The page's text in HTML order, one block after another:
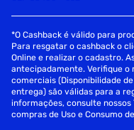
*O Cashback é válido para
Para resgatar o cashback o
Online e realizar o cadastro.
antecipadamente. Verifique o
comerciais (Disponibilidade
entrega) são válidas para a
informações, consulte nossos
compras de Uso e Consumo